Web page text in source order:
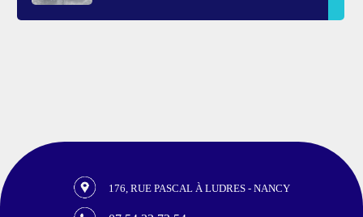
176, RUE PASCAL À LUDRES - NANCY